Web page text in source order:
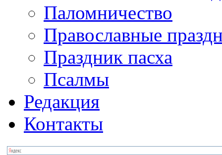
Паломничество
Православные
Праздник пасха
Псалмы
Редакция
Контакты